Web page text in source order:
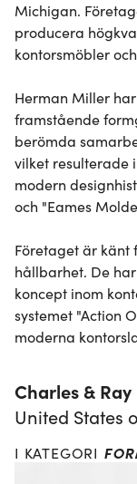
Michigan.
producera
kontorsmöbler
Herman Miller
framstående
berömda
vilket resulterade
modern
och "Eames
Företaget är känt
hållbarhet. De
koncept inom
systemet "Action
moderna
Charles & Ray
United States
I KATEGORI